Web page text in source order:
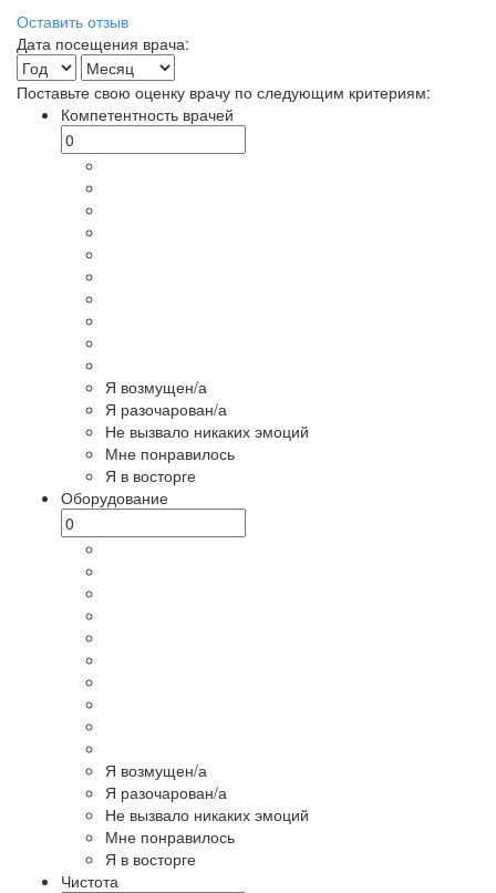
Оставить отзыв
Дата посещения врача:
Поставьте свою оценку врачу по следующим критериям:
Компетентность врачей
Я возмущен/а
Я разочарован/а
Не вызвало никаких эмоций
Мне понравилось
Я в восторге
Оборудование
Я возмущен/а
Я разочарован/а
Не вызвало никаких эмоций
Мне понравилось
Я в восторге
Чистота